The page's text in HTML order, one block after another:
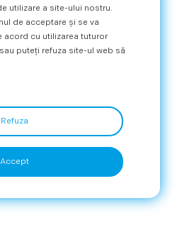
utilizare a site-ului nostru.
de acceptare și se va
acord cu utilizarea tuturor
puteți refuza site-ul web să
Refuza
Accept